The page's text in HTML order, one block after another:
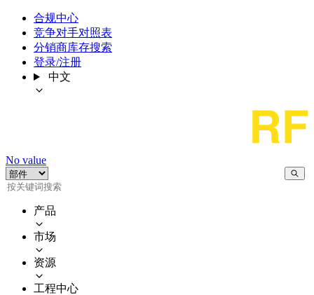
合规中心
竞争对手对照表
分销商库存搜索
登录/注册
中文
No value
产品
市场
资源
工程中心